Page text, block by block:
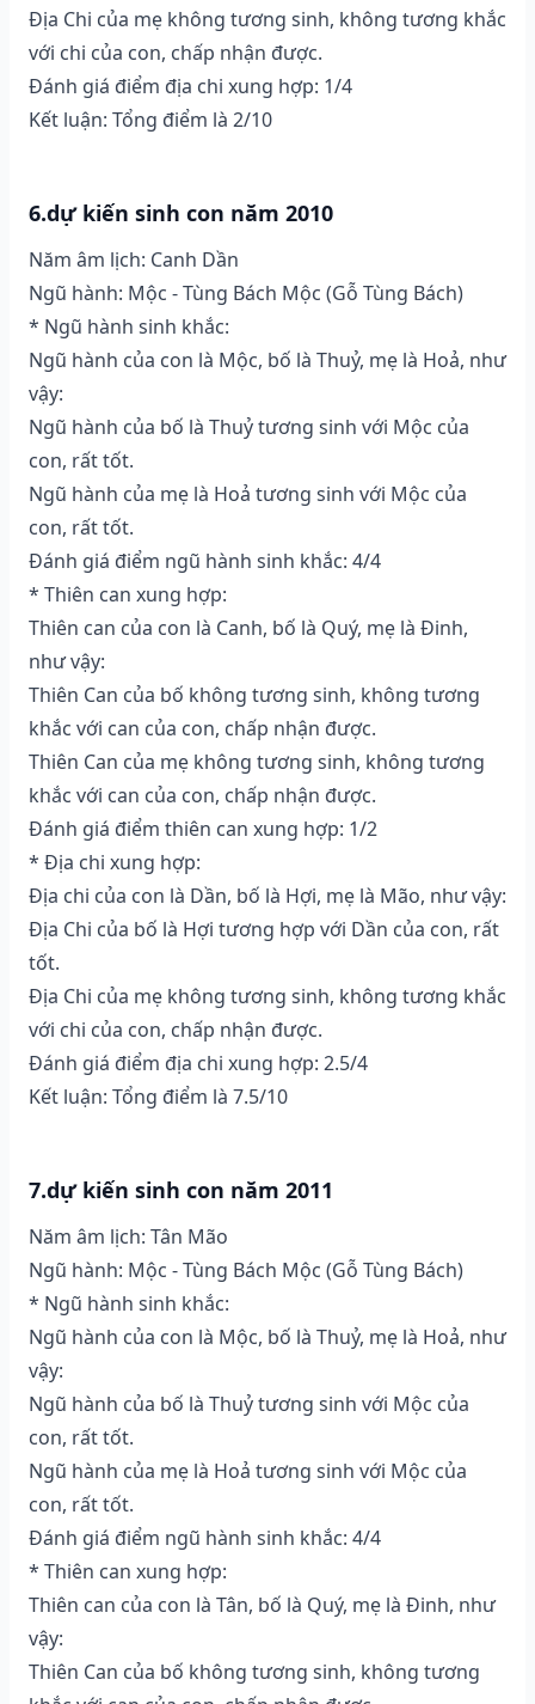
Địa Chi của mẹ không tương sinh, không tương khắc
với chi của con, chấp nhận được.
Đánh giá điểm địa chi xung hợp: 1/4
Kết luận: Tổng điểm là 2/10
6.dự kiến sinh con năm 2010
Năm âm lịch: Canh Dần
Ngũ hành: Mộc - Tùng Bách Mộc (Gỗ Tùng Bách)
* Ngũ hành sinh khắc:
Ngũ hành của con là Mộc, bố là Thuỷ, mẹ là Hoả, như
vậy:
Ngũ hành của bố là Thuỷ tương sinh với Mộc của
con, rất tốt.
Ngũ hành của mẹ là Hoả tương sinh với Mộc của
con, rất tốt.
Đánh giá điểm ngũ hành sinh khắc: 4/4
* Thiên can xung hợp:
Thiên can của con là Canh, bố là Quý, mẹ là Đinh,
như vậy:
Thiên Can của bố không tương sinh, không tương
khắc với can của con, chấp nhận được.
Thiên Can của mẹ không tương sinh, không tương
khắc với can của con, chấp nhận được.
Đánh giá điểm thiên can xung hợp: 1/2
* Địa chi xung hợp:
Địa chi của con là Dần, bố là Hợi, mẹ là Mão, như vậy:
Địa Chi của bố là Hợi tương hợp với Dần của con, rất
tốt.
Địa Chi của mẹ không tương sinh, không tương khắc
với chi của con, chấp nhận được.
Đánh giá điểm địa chi xung hợp: 2.5/4
Kết luận: Tổng điểm là 7.5/10
7.dự kiến sinh con năm 2011
Năm âm lịch: Tân Mão
Ngũ hành: Mộc - Tùng Bách Mộc (Gỗ Tùng Bách)
* Ngũ hành sinh khắc:
Ngũ hành của con là Mộc, bố là Thuỷ, mẹ là Hoả, như
vậy:
Ngũ hành của bố là Thuỷ tương sinh với Mộc của
con, rất tốt.
Ngũ hành của mẹ là Hoả tương sinh với Mộc của
con, rất tốt.
Đánh giá điểm ngũ hành sinh khắc: 4/4
* Thiên can xung hợp:
Thiên can của con là Tân, bố là Quý, mẹ là Đinh, như
vậy:
Thiên Can của bố không tương sinh, không tương